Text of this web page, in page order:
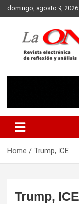
Skip
to
domingo, agosto 9, 2026
Home Trump, ICE
Trump, ICE